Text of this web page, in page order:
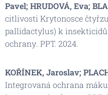
Pavel; HRUDOVÁ, Eva;
citlivosti Krytonosce
pallidactylus) k
ochrany. PPT. 2024.
KOŘÍNEK, Jaroslav;
Integrovaná ochrana